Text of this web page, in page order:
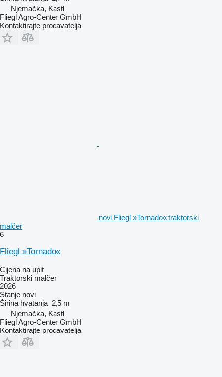
Njemačka, Kastl
Fliegl Agro-Center GmbH
Kontaktirajte prodavatelja
novi Fliegl »Tornado« traktorski
malčer
6
Fliegl »Tornado«
Cijena na upit
Traktorski malčer
2026
Stanje novi
Širina hvatanja 2,5 m
Njemačka, Kastl
Fliegl Agro-Center GmbH
Kontaktirajte prodavatelja